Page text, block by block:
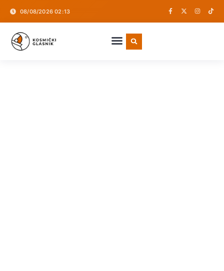
08/08/2026 02:13